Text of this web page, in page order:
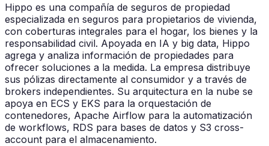
Hippo es una compañía de seguros de propiedad
especializada en seguros para propietarios de vivienda,
con coberturas integrales para el hogar, los bienes y la
responsabilidad civil. Apoyada en IA y big data, Hippo
agrega y analiza información de propiedades para
ofrecer soluciones a la medida. La empresa distribuye
sus pólizas directamente al consumidor y a través de
brokers independientes. Su arquitectura en la nube se
apoya en ECS y EKS para la orquestación de
contenedores, Apache Airflow para la automatización
de workflows, RDS para bases de datos y S3 cross-
account para el almacenamiento.